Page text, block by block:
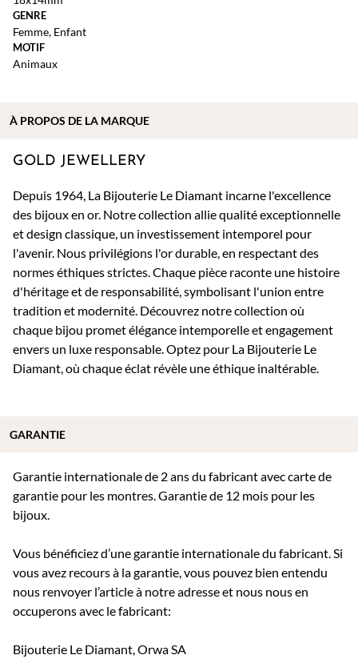
GENRE
Femme, Enfant
MOTIF
Animaux
GOLD JEWELLERY
Depuis 1964, La Bijouterie Le Diamant incarne l'excellence
des bijoux en or. Notre collection allie qualité exceptionnelle
et design classique, un investissement intemporel pour
l'avenir. Nous privilégions l'or durable, en respectant des
normes éthiques strictes. Chaque pièce raconte une histoire
d'héritage et de responsabilité, symbolisant l'union entre
tradition et modernité. Découvrez notre collection où
chaque bijou promet élégance intemporelle et engagement
envers un luxe responsable. Optez pour La Bijouterie Le
Diamant, où chaque éclat révèle une éthique inaltérable.
Garantie internationale de 2 ans du fabricant avec carte de
garantie pour les montres. Garantie de 12 mois pour les
bijoux.
Vous bénéficiez d’une garantie internationale du fabricant. Si
vous avez recours à la garantie, vous pouvez bien entendu
nous renvoyer l’article à notre adresse et nous nous en
occuperons avec le fabricant:
Bijouterie Le Diamant, Orwa SA
À PROPOS DE LA MARQUE
GARANTIE